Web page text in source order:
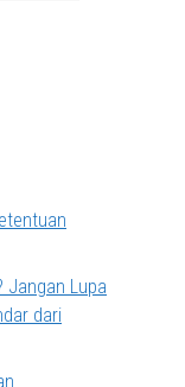
Jangan Lupa
dari